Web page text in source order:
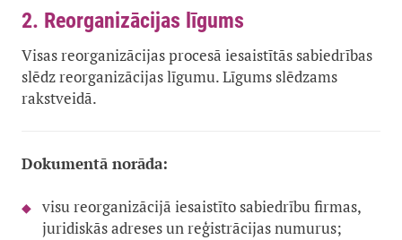
2. Reorganizācijas līgums
Visas reorganizācijas procesā iesaistītās sabiedrības
slēdz reorganizācijas līgumu. Līgums slēdzams
rakstveidā.
Dokumentā norāda:
visu reorganizācijā iesaistīto sabiedrību firmas,
juridiskās adreses un reģistrācijas numurus;